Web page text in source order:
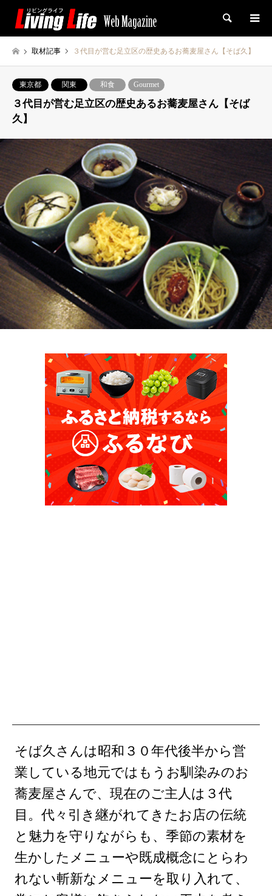
検索
取材記事 ３代目が営む足立区の歴史あるお蕎麦屋さん【そば久】
東京都 関東 和食 Gourmet
３代目が営む足立区の歴史あるお蕎麦屋さん【そば
久】
そば久さんは昭和３０年代後半から営
業している地元ではもうお馴染みのお
蕎麦屋さんで、現在のご主人は３代
目。代々引き継がれてきたお店の伝統
と魅力を守りながらも、季節の素材を
生かしたメニューや既成概念にとらわ
れない斬新なメニューを取り入れて、